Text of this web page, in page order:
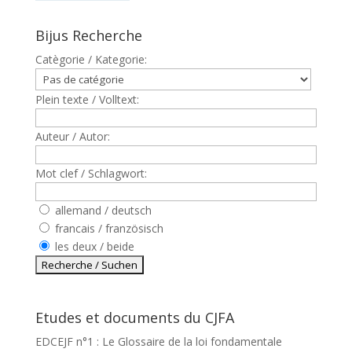
Bijus Recherche
Catègorie / Kategorie:
Plein texte / Volltext:
Auteur / Autor:
Mot clef / Schlagwort:
allemand / deutsch
francais / französisch
les deux / beide
Etudes et documents du CJFA
EDCEJF n°1 : Le Glossaire de la loi fondamentale